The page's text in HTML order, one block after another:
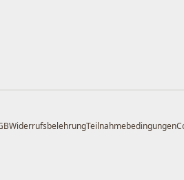
WiderrufsbelehrungTeilnahmebedingungen